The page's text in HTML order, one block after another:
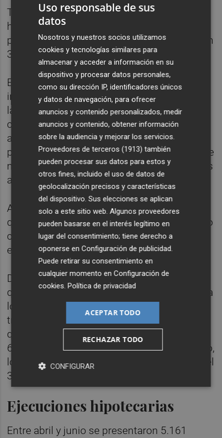
También en los derivados de ejecuciones
hipotecarias Cataluña ocupó la primera
posición, con 415, seguida de Andalucía, con
316, y la Comunitat Valenciana, con 251.
En su nota, el CGPJ advierte de que el
informe incluye también el número de
lanzamientos solicitados a los servicios
comunes de notificaciones y embargos,
aunque este servicio no existe en todos los
partidos judiciales, por lo que el dato permite
medir la evolución, pero no indica los valores
absolutos.
Además, añade el comunicado, el hecho de
que un lanzamiento sea solicitado al servicio
común no supone que éste lo haya
ejecutado.
De este modo, los datos disponibles indican
que el número de lanzamientos solicitados a
los servicios comunes en el segundo
trimestre fue de 13.516, un 21,1 % menos
que en el mismo periodo de 2022; de ellos,
6.248 terminaron con cumplimiento positivo,
lo que representa un descenso interanual del
32 %.
Ejecuciones hipotecarias
Entre abril y junio se presentaron 5.161
Uso responsable de sus
datos
Nosotros y nuestros socios utilizamos
cookies y tecnologías similares para
almacenar y acceder a información en su
dispositivo y procesar datos personales,
como su dirección IP, identificadores únicos
y datos de navegación, para ofrecer
anuncios y contenido personalizados, medir
anuncios y contenido, obtener información
sobre la audiencia y mejorar los servicios.
Proveedores de terceros (1913) también
pueden procesar sus datos para estos y
otros fines, incluido el uso de datos de
geolocalización precisos y características
del dispositivo. Sus elecciones se aplican
solo a este sitio web. Algunos proveedores
pueden basarse en el interés legítimo en
lugar del consentimiento; tiene derecho a
oponerse enConfiguración de publicidad.
Puede retirar su consentimiento en
cualquier momento enConfiguración de
cookies.Política de privacidad
ACEPTAR TODO
RECHAZAR TODO
CONFIGURAR